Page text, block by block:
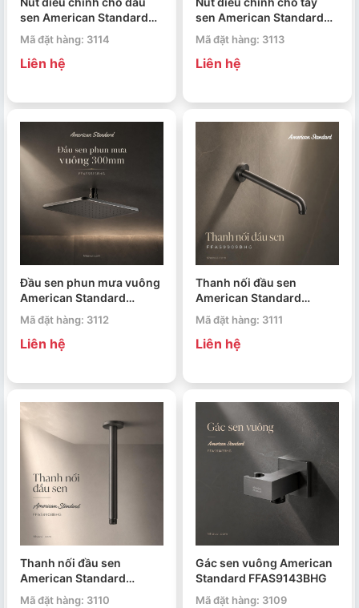
sen American Standard
FFAS0926BHG EasySet
Mã đặt hàng: 3114
Liên hệ
sen American Standard
FFAS0925BHG EasySet
Mã đặt hàng: 3113
Liên hệ
Đầu sen phun mưa vuông
American Standard
FFASS515BHG
Mã đặt hàng: 3112
Liên hệ
Thanh nối đầu sen
American Standard
FFAS9909BHG
Mã đặt hàng: 3111
Liên hệ
Thanh nối đầu sen
American Standard
FFAS9908BHG
Mã đặt hàng: 3110
Gác sen vuông American
Standard FFAS9143BHG
Mã đặt hàng: 3109